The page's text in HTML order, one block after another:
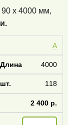
90 x 4000 мм,
А
4000
118
2 400 р.